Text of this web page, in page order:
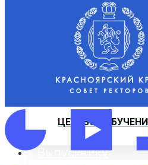
ЛОКАЛЬНЫЕ
РОССИЙСКОЕ
ИНСТРУКЦИИ
ОБРАЗЦЫ
ЦЕЛЕВОЕ
Выпускнику